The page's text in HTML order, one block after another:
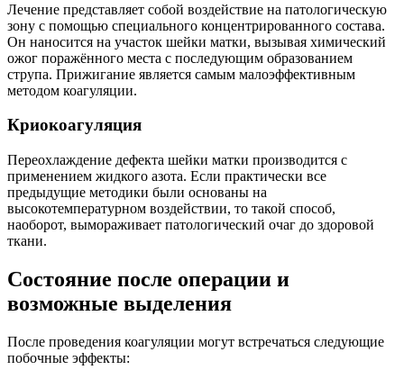
Лечение представляет собой воздействие на патологическую
зону с помощью специального концентрированного состава.
Он наносится на участок шейки матки, вызывая химический
ожог поражённого места с последующим образованием
струпа. Прижигание является самым малоэффективным
методом коагуляции.
Криокоагуляция
Переохлаждение дефекта шейки матки производится с
применением жидкого азота. Если практически все
предыдущие методики были основаны на
высокотемпературном воздействии, то такой способ,
наоборот, вымораживает патологический очаг до здоровой
ткани.
Состояние после операции и
возможные выделения
После проведения коагуляции могут встречаться следующие
побочные эффекты: